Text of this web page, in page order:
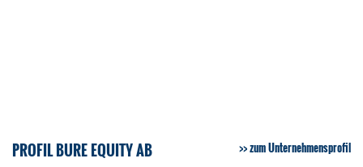
PROFIL BURE EQUITY AB zum Unternehmensprofil